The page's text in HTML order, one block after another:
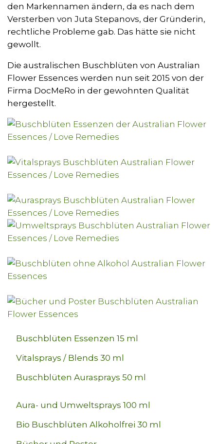
den Markennamen ändern, da es nach dem
Versterben von Juta Stepanovs, der Gründerin,
rechtliche Probleme gab. Das hätte sie nicht
gewollt.
Die australischen Buschblüten von Australian
Flower Essences werden nun seit 2015 von der
Firma DocMeRo in der gewohnten Qualität
hergestellt.
Buschblüten Essenzen 15 ml
Vitalsprays / Blends 30 ml
Buschblüten Aurasprays 50 ml
Aura- und Umweltsprays 100 ml
Bio Buschblüten Alkoholfrei 30 ml